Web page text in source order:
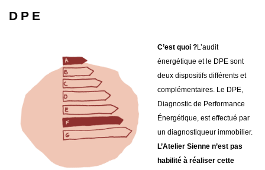
DPE
C’est quoi ?L’audit
énergétique et le DPE sont
deux dispositifs différents et
complémentaires. Le DPE,
Diagnostic de Performance
Énergétique, est effectué par
un diagnostiqueur immobilier.
L’Atelier Sienne n’est pas
habilité à réaliser cette